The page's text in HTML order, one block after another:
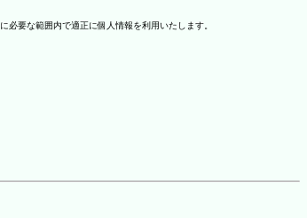
要な範囲内で適正に個人情報を利用いたします。